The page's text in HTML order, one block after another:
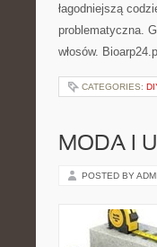
łagodniejszą
problematyczna.
włosów.
CATEGORIES:
MODA I
POSTED BY